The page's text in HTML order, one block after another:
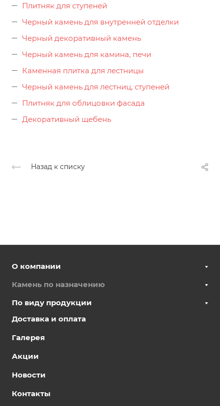
Плитняк для ступеней
Черный камень для внутренней отделки
Черный декоративный камень
Черный камень для камина, печи
Каменная плитка для лестницы
Черный камень для лестниц, ступеней
Плитняк для облицовки фасада
Декоративный щебень
Назад к списку
О компании
Камень по назначению
По виду продукции
Доставка и оплата
Галерея
Акции
Новости
Контакты